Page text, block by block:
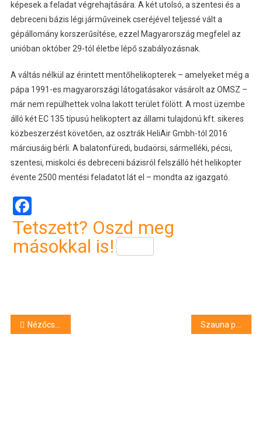
képesek a feladat végrehajtására. A két utolsó, a szentesi és a
debreceni bázis légi járműveinek cseréjével teljessé vált a
gépállomány korszerűsítése, ezzel Magyarország megfelel az
unióban október 29-tól életbe lépő szabályozásnak.
A váltás nélkül az érintett mentőhelikopterek – amelyeket még a
pápa 1991-es magyarországi látogatásakor vásárolt az OMSZ –
már nem repülhettek volna lakott terület fölött. A most üzembe
álló két EC 135 típusú helikoptert az állami tulajdonú kft. sikeres
közbeszerzést követően, az osztrák HeliAir Gmbh-tól 2016
márciusáig bérli. A balatonfüredi, budaörsi, sármelléki, pécsi,
szentesi, miskolci és debreceni bázisról felszálló hét helikopter
évente 2500 mentési feladatot lát el – mondta az igazgató.
Facebook
Tetszett? Oszd meg
másokkal is!
Bejegyzés
Nézőcsúcs született a Fradi ellen